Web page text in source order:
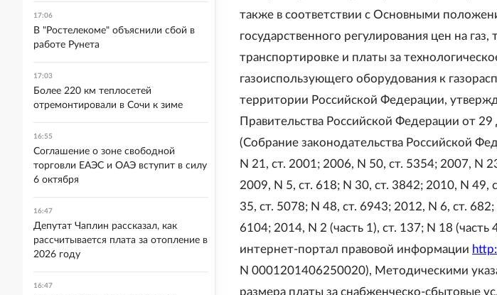
также в соответствии с Основными
государственного регулирования цен на газ,
транспортировке и платы за
газоиспользующего оборудования к
территории Российской Федерации,
Правительства Российской Федерации от
(Собрание законодательства Российской
N 21, ст. 2001; 2006, N 50, ст. 5354; 2007, N
2009, N 5, ст. 618; N 30, ст. 3842; 2010, N 49,
35, ст. 5078; N 48, ст. 6943; 2012, N 6, ст.
6104; 2014, N 2 (часть 1), ст. 137; N 18
интернет-портал правовой информации
N 0001201406250020), Методическими
размера платы за снабженческо-сбытовые
17:06
В "Ростелекоме" объяснили сбой в
работе Рунета
17:03
Более 220 км теплосетей
отремонтировали в Сочи к зиме
16:55
Соглашение о зоне свободной
торговли ЕАЭС и ОАЭ вступит в силу
6 октября
16:47
Депутат Чаплин рассказал, как
рассчитывается плата за отопление в
2026 году
16:47